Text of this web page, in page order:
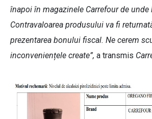
înapoi în magazinele Carrefour de unde
Contravaloarea produsului va fi
prezentarea bonului fiscal. Ne cerem
inconveniențele create”, a transmis